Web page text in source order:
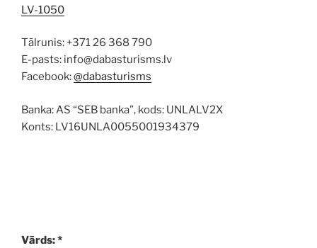
LV-1050
Tālrunis: +371 26 368 790
E-pasts: info@dabasturisms.lv
Facebook:@dabasturisms
Banka: AS “SEB banka”, kods: UNLALV2X
Konts: LV16UNLA0055001934379
Vārds: *